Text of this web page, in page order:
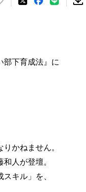
を
部下育成法』に
かねません。
人が登壇。
キル」を、